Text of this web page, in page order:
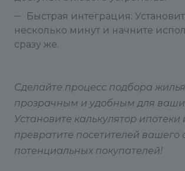
Быстрая интеграция:
несколько минут и начните
сразу же.
Сделайте процесс подбора жилья
прозрачным и удобным для
Установите калькулятор ипотеки
превратите посетителей вашего
потенциальных покупателей!